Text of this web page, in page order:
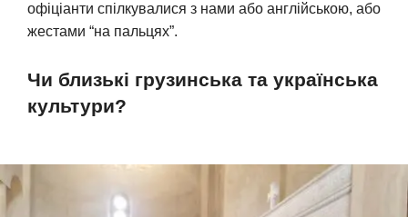
офіціанти спілкувалися з нами або англійською, або
жестами “на пальцях”.
Чи близькі грузинська та українська
культури?